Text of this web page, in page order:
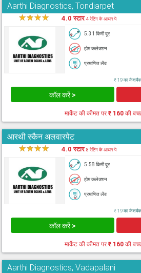
Aarthi Diagnostics, Tondiarpet
★★★★ 4.0 स्टार4 रेटिंग के आधार पे
5.31 किमी दूर
होम कलेक्शन
प्रमाणित लैब
₹ 19 का कैशबैक
कॉल करें >
मार्केट की कीमत पर₹ 160की
आरथी स्कैन अलवारपेट
★★★★ 4.0 स्टार8 रेटिंग के आधार पे
5.58 किमी दूर
होम कलेक्शन
प्रमाणित लैब
₹ 19 का कैशबैक
कॉल करें >
मार्केट की कीमत पर₹ 160की
Aarthi Diagnostics, Vadapalani